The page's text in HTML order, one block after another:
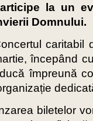
la un
Domnului.
caritabil
începând
împreună
biletelor